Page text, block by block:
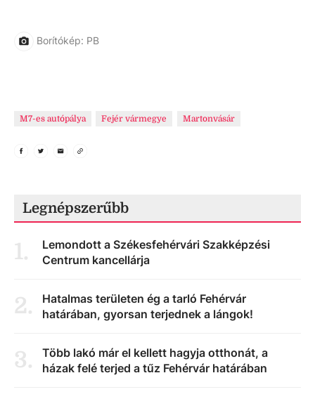
Borítókép: PB
M7-es autópálya Fejér vármegye Martonvásár
Legnépszerűbb
1.
Lemondott a Székesfehérvári Szakképzési
Centrum kancellárja
2.
Hatalmas területen ég a tarló Fehérvár
határában, gyorsan terjednek a lángok!
3.
Több lakó már el kellett hagyja otthonát, a
házak felé terjed a tűz Fehérvár határában